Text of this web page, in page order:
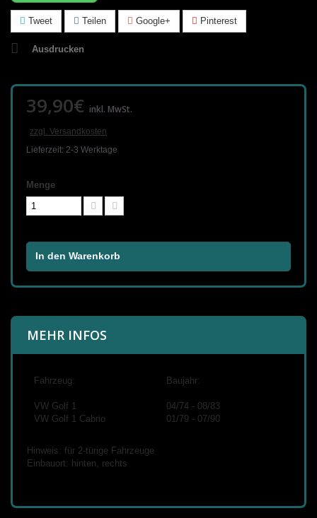
Tweet Teilen Google+ Pinterest
Ausdrucken
39,90€ inkl. MwSt.
zzgl. Versandkosten
Lieferzeit: 2-3 Werktage
Menge
In den Warenkorb
MEHR INFOS
Fahrzeug: Baujahr:
VW Golf 1
VW Golf 1 Cabrio
04/74 - 08/83
01/79 - 07/90
Hinweis: für 2-türige Fahrzeuge
Einbauort: hinten, rechts